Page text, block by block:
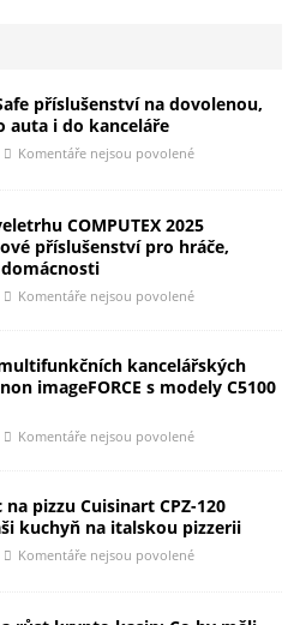
příslušenství na dovolenou,
auta i do kanceláře
Komentáře nejsou povolené
COMPUTEX 2025
příslušenství pro hráče,
Komentáře nejsou povolené
kancelářských
imageFORCE s modely C5100
Komentáře nejsou povolené
na pizzu Cuisinart CPZ-120
kuchyň na italskou pizzerii
Komentáře nejsou povolené